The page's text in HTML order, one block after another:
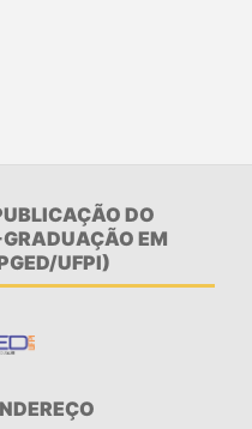
DO
EM
UFPI)